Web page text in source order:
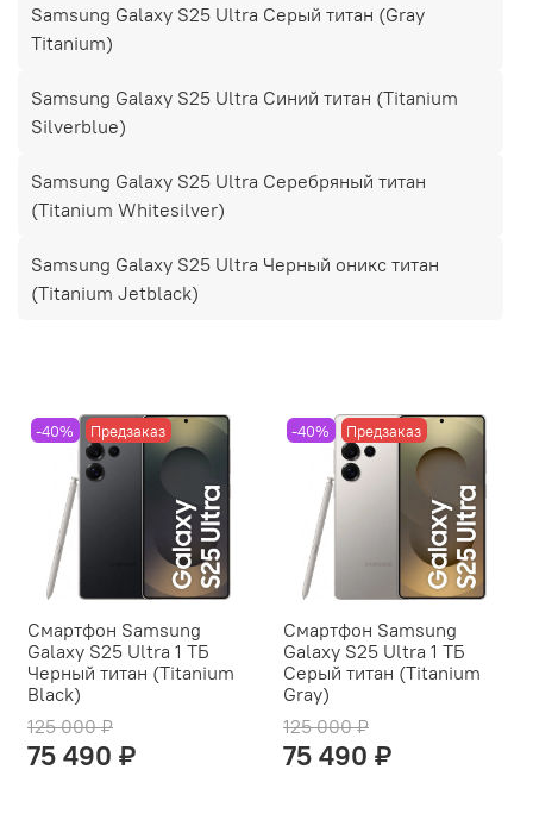
Samsung Galaxy S25 Ultra Cерый титан (Gray
Titanium)
Samsung Galaxy S25 Ultra Синий титан (Titanium
Silverblue)
Samsung Galaxy S25 Ultra Серебряный титан
(Titanium Whitesilver)
Samsung Galaxy S25 Ultra Черный оникс титан
(Titanium Jetblack)
-40% Предзаказ
Смартфон Samsung
Galaxy S25 Ultra 1 ТБ
Черный титан (Titanium
Black)
125 000 ₽
75 490 ₽
-40% Предзаказ
Смартфон Samsung
Galaxy S25 Ultra 1 ТБ
Серый титан (Titanium
Gray)
125 000 ₽
75 490 ₽